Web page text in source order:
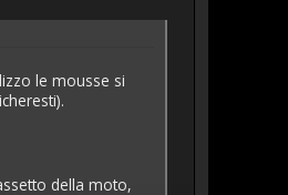
le mousse si
della moto,